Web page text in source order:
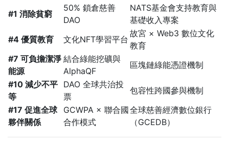
#1 消除貧窮
50% 鎖倉慈善
DAO
NATS基金會支持教育與
基礎收入專案
#4 優質教育
文化NFT學習平台
故宮 × Web3 數位文化
教育
#7 可負擔潔淨
能源
結合綠能挖礦與
AlphaQF
區塊鏈綠能憑證機制
#10 減少不平
等
DAO 全球共治投
票
包容性跨國參與機制
#17 促進全球
夥伴關係
GCWPA × 聯合國
合作模式
全球慈善經濟數位銀行
（GCEDB）